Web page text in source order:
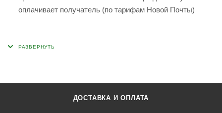
оплачивает получатель (по тарифам Новой Почты)
ДОСТАВКА И ОПЛАТА